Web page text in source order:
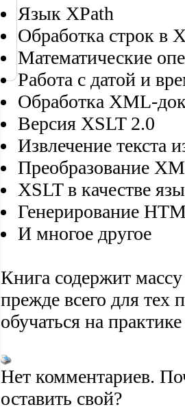
Язык XPath
Обработка строк в
Математические
Работа с датой и
Обработка XML-
Версия XSLT 2.0
Извлечение текста
Преобразование
XSLT в качестве
Генерирование
И многое другое
Книга содержит
прежде всего для
обучаться на
Нет комментариев.
оставить свой?